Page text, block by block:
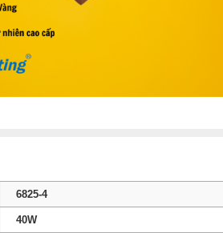
6825-4
40W